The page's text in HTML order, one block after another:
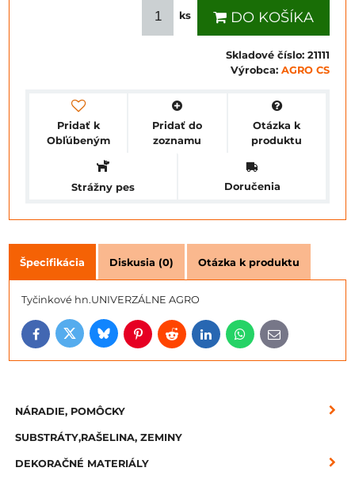
ks DO KOŠÍKA
Skladové číslo: 21111
Výrobca: AGRO CS
Pridať k
Obľúbeným
Pridať do
zoznamu
Otázka k
produktu
Strážny pes Doručenia
Špecifikácia Diskusia (0) Otázka k produktu
Tyčinkové hn.UNIVERZÁLNE AGRO
FacebookTwitterBlueskyPinterestRedditLinkedInWhatsApp
E-
mail
NÁRADIE, POMÔCKY
SUBSTRÁTY,RAŠELINA, ZEMINY
DEKORAČNÉ MATERIÁLY